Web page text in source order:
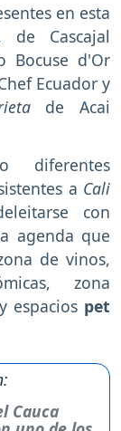
en esta
de Cascajal
Bocuse d'Or
Ecuador y
de Acai
diferentes
a Cali
con
agenda que
de vinos,
zona
espacios pet
Cauca